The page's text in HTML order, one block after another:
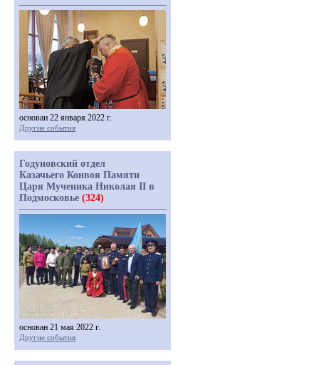
основан 22 января 2022 г.
Другие события
Годуновский отдел
Казачьего Конвоя Памяти
Царя Мученика Николая II в
Подмосковье (324)
основан 21 мая 2022 г.
Другие события